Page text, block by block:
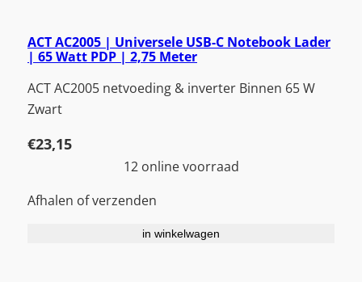
ACT AC2005 | Universele USB-C Notebook Lader
| 65 Watt PDP | 2,75 Meter
ACT AC2005 netvoeding & inverter Binnen 65 W
Zwart
€23,15
12 online voorraad
Afhalen of verzenden
in winkelwagen